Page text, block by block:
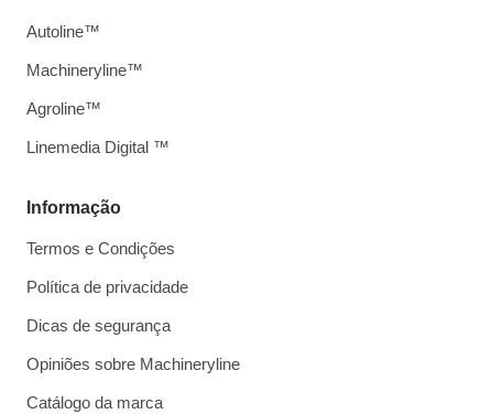
Informação
Termos e Condições
Política de privacidade
Dicas de segurança
Opiniões sobre Machineryline
Catálogo da marca
Autoline™
Machineryline™
Agroline™
Linemedia Digital ™